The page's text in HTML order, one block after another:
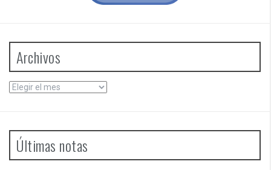
Archivos
Archivos
Últimas notas